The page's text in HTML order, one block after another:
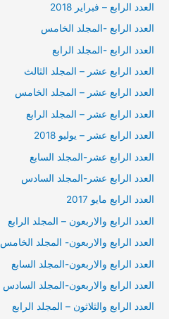
العدد الرابع – فبراير 2018
العدد الرابع -المجلد الخامس
العدد الرابع -المجلد الرابع
العدد الرابع عشر – المجلد الثالث
العدد الرابع عشر – المجلد الخامس
العدد الرابع عشر – المجلد الرابع
العدد الرابع عشر – يوليو 2018
العدد الرابع عشر-المجلد السابع
العدد الرابع عشر-المجلد السادس
العدد الرابع مايو 2017
العدد الرابع والاربعون – المجلد الرابع
العدد الرابع والاربعون- المجلد الخامس
العدد الرابع والاربعون-المجلد السابع
العدد الرابع والاربعون-المجلد السادس
العدد الرابع والثلاثون – المجلد الرابع